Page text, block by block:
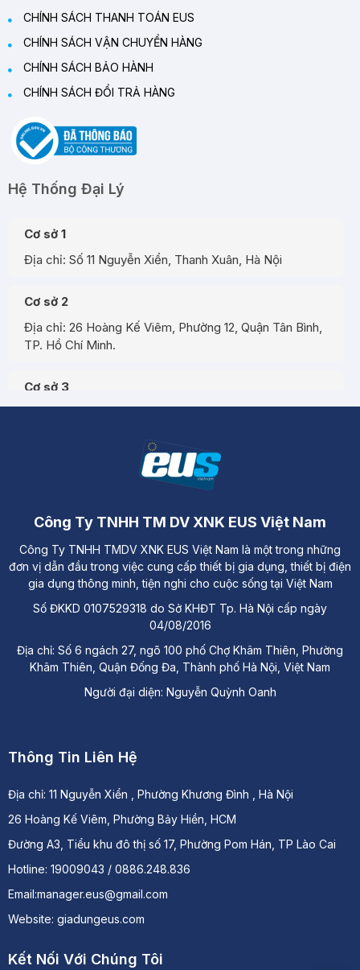
CHÍNH SÁCH THANH TOÁN EUS
CHÍNH SÁCH VẬN CHUYỂN HÀNG
CHÍNH SÁCH BẢO HÀNH
CHÍNH SÁCH ĐỔI TRẢ HÀNG
Hệ Thống Đại Lý
Cơ sở 1
Địa chỉ: Số 11 Nguyễn Xiển, Thanh Xuân, Hà Nội
Cơ sở 2
Địa chỉ: 26 Hoàng Kế Viêm, Phường 12, Quận Tân Bình,
TP. Hồ Chí Minh.
Cơ sở 3
Thông Tin Liên Hệ
Địa chỉ: 11 Nguyễn Xiển , Phường Khương Đình , Hà Nội
26 Hoàng Kế Viêm, Phường Bảy Hiền, HCM
Đường A3, Tiểu khu đô thị số 17, Phường Pom Hán, TP Lào Cai
Hotline: 19009043 / 0886.248.836
Email:manager.eus@gmail.com
Website: giadungeus.com
Công Ty TNHH TM DV XNK EUS Việt Nam
Công Ty TNHH TMDV XNK EUS Việt Nam là một trong những
đơn vị dẫn đầu trong việc cung cấp thiết bị gia dụng, thiết bị điện
gia dụng thông minh, tiện nghi cho cuộc sống tại Việt Nam
Số ĐKKD 0107529318 do Sở KHĐT Tp. Hà Nội cấp ngày
04/08/2016
Địa chỉ: Số 6 ngách 27, ngõ 100 phố Chợ Khâm Thiên, Phường
Khâm Thiên, Quận Đống Đa, Thành phố Hà Nội, Việt Nam
Người đại diện: Nguyễn Quỳnh Oanh
Kết Nối Với Chúng Tôi